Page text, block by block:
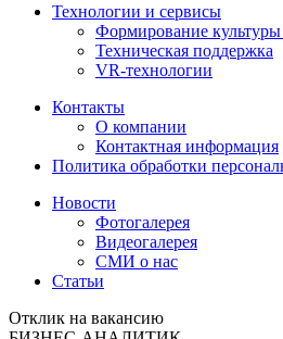
Технологии и сервисы
Формирование культуры
Техническая поддержка
VR-технологии
Контакты
О компании
Контактная информация
Политика обработки
Новости
Фотогалерея
Видеогалерея
СМИ о нас
Статьи
Отклик на вакансию